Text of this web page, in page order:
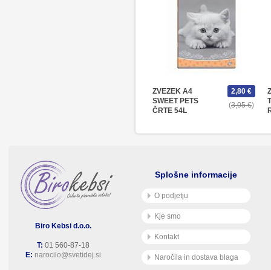
ZVEZEK A4
SWEET PETS
ČRTE 54L
3,05 €
2,80 €
Biro Kebsi d.o.o.
T: 01 560-87-18
E: narocilo@svetidej.si
Splošne informacije
O podjetju
Kje smo
Kontakt
Naročila in dostava blaga